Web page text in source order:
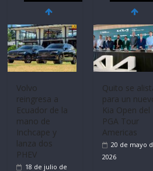
Mercado
automotor
nacional cierra
su mejor 1er
semestre en la
historia
11 de julio de
2026
La FEDAK
recibe 12
Sinotruk
Bolden para
cubrir las rutas
de La Vuelta
31 de julio de